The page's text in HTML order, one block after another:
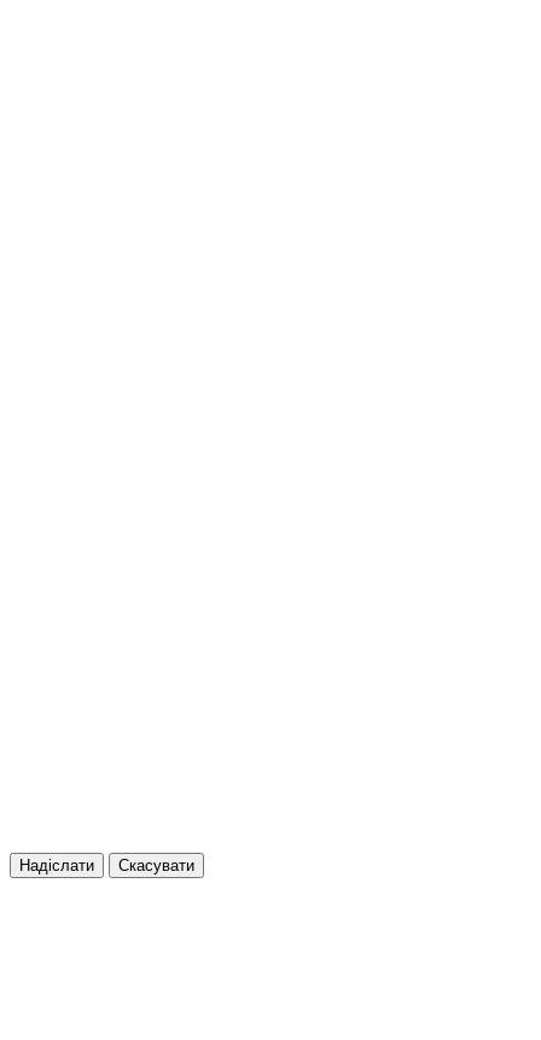
Надіслати Скасувати